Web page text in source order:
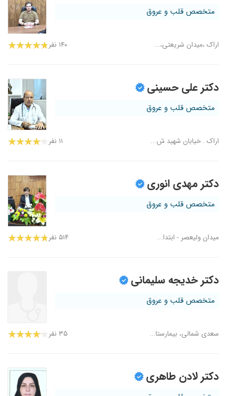
متخصص قلب و عروق
اراک ،میدان شریعتی،... ۱۴۰ نفر
دکتر علی حسینی
متخصص قلب و عروق
اراک . خیابان شهید ش... ۱۱ نفر
دکتر مهدی انوری
متخصص قلب و عروق
میدان ولیعصر - ابتدا... ۵۱۴ نفر
دکتر خدیجه سلیمانی
متخصص قلب و عروق
سعدی شمالی، بیمارستا... ۳۵ نفر
دکتر لادن طاهری